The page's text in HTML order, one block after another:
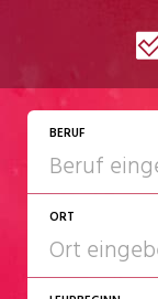
BERUF
ORT